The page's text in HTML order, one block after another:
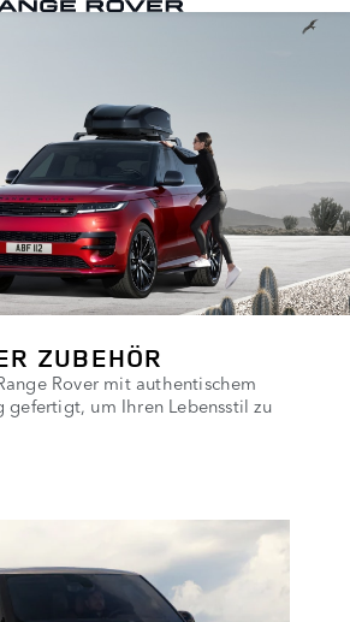
ZUBEHÖR
Rover mit authentischem
um Ihren Lebensstil zu